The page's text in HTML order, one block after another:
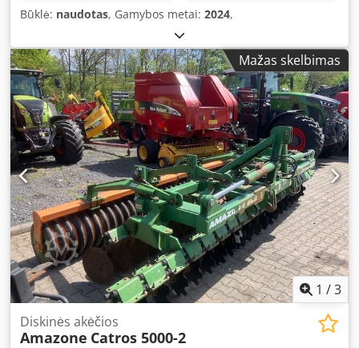
Būklė: naudotas, Gamybos metai: 2024,
Mažas skelbimas
1 /3
Diskinės akėčios
Amazone Catros 5000-2